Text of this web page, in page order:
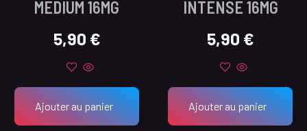
MEDIUM 16MG
5,90 €
Ajouter au panier
INTENSE 16MG
5,90 €
Ajouter au panier